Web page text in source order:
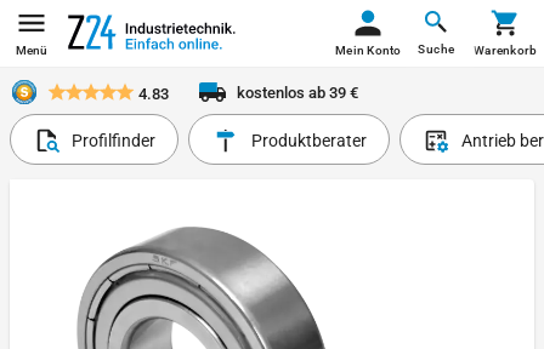
Menü Suche
Mein Konto Warenkorb
4.83 kostenlos ab 39 €
Profilfinder Produktberater Antrieb